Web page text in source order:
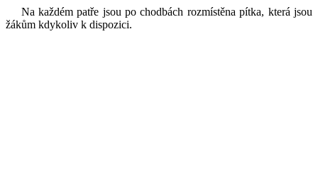
Na každém patře jsou po chodbách rozmístěna pítka, která jsou
žákům kdykoliv k dispozici.